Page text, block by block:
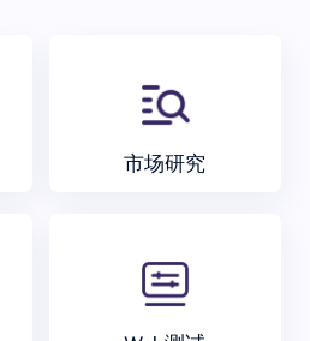
市场研究